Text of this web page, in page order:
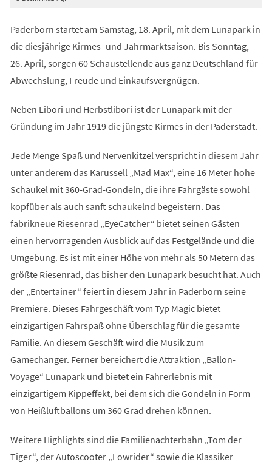
Paderborn startet am Samstag, 18. April, mit dem Lunapark in
die diesjährige Kirmes- und Jahrmarktsaison. Bis Sonntag,
26. April, sorgen 60 Schaustellende aus ganz Deutschland für
Abwechslung, Freude und Einkaufsvergnügen.
Neben Libori und Herbstlibori ist der Lunapark mit der
Gründung im Jahr 1919 die jüngste Kirmes in der Paderstadt.
Jede Menge Spaß und Nervenkitzel verspricht in diesem Jahr
unter anderem das Karussell „Mad Max“, eine 16 Meter hohe
Schaukel mit 360-Grad-Gondeln, die ihre Fahrgäste sowohl
kopfüber als auch sanft schaukelnd begeistern. Das
fabrikneue Riesenrad „EyeCatcher“ bietet seinen Gästen
einen hervorragenden Ausblick auf das Festgelände und die
Umgebung. Es ist mit einer Höhe von mehr als 50 Metern das
größte Riesenrad, das bisher den Lunapark besucht hat. Auch
der „Entertainer“ feiert in diesem Jahr in Paderborn seine
Premiere. Dieses Fahrgeschäft vom Typ Magic bietet
einzigartigen Fahrspaß ohne Überschlag für die gesamte
Familie. An diesem Geschäft wird die Musik zum
Gamechanger. Ferner bereichert die Attraktion „Ballon-
Voyage“ Lunapark und bietet ein Fahrerlebnis mit
einzigartigem Kippeffekt, bei dem sich die Gondeln in Form
von Heißluftballons um 360 Grad drehen können.
Weitere Highlights sind die Familienachterbahn „Tom der
Tiger“, der Autoscooter „Lowrider“ sowie die Klassiker